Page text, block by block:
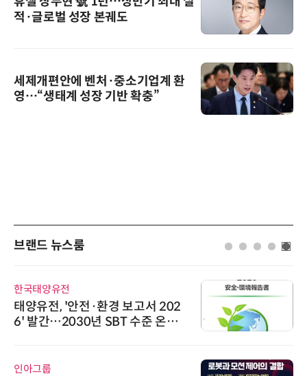
적·글로벌 성장 본궤도
세제개편안에 벤처·중소기업계 환
영…“생태계 성장 기반 확충”
브랜드 뉴스룸
한국태양유전
태양유전, '안전·환경 보고서 202
6' 발간…2030년 SBT 수준 온실
인아그룹